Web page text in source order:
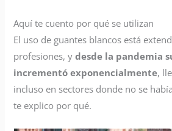
Aquí te cuento por qué se utilizan
El uso de guantes blancos está
profesiones, ydesde la pandemia
incrementó exponencialmente,
incluso en sectores donde no se
te explico por qué.